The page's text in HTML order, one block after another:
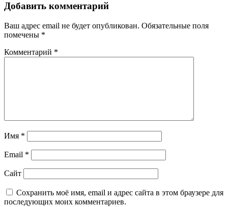
Добавить комментарий
Ваш адрес email не будет опубликован. Обязательные поля
помечены *
Комментарий *
Имя *
Email *
Сайт
Сохранить моё имя, email и адрес сайта в этом браузере для
последующих моих комментариев.